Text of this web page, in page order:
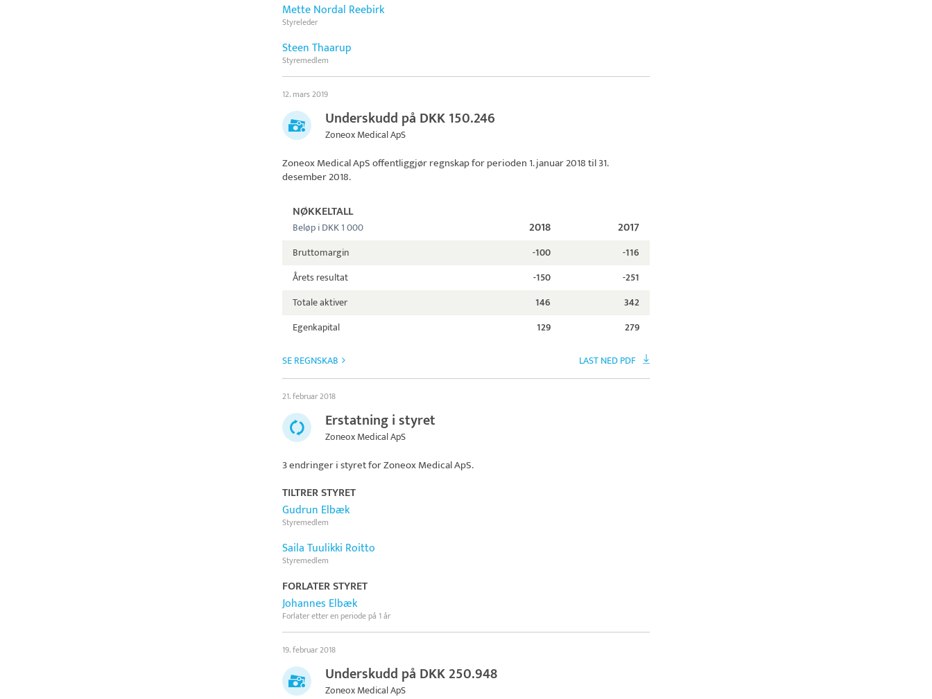
Mette Nordal Reebirk
Styreleder
Steen Thaarup
Styremedlem
12. mars 2019
Underskudd på DKK 150.246
Zoneox Medical ApS
Zoneox Medical ApSoffentliggjør regnskap for perioden 1. januar 2018 til 31.
desember 2018.
NØKKELTALL
Beløp i DKK 1 000 2018 2017
Bruttomargin -100
-116
Årets resultat
-150
-251
Totale aktiver
146
342
Egenkapital
129 279
SE REGNSKAB LAST NED PDF
21. februar 2018
Erstatning i styret
Zoneox Medical ApS
3 endringer i styret forZoneox Medical ApS.
TILTRER STYRET
Gudrun Elbæk
Styremedlem
Saila Tuulikki Roitto
Styremedlem
FORLATER STYRET
Johannes Elbæk
Forlater etter en periode på 1 år
19. februar 2018
Underskudd på DKK 250.948
Zoneox Medical ApS